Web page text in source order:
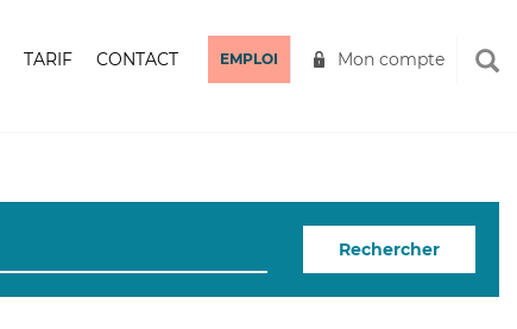
TARIF CONTACT EMPLOI Mon compte
Rechercher